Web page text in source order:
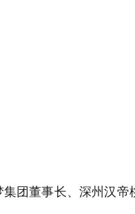
集团董事长、深州汉帝